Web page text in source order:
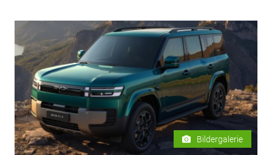
Bildergalerie